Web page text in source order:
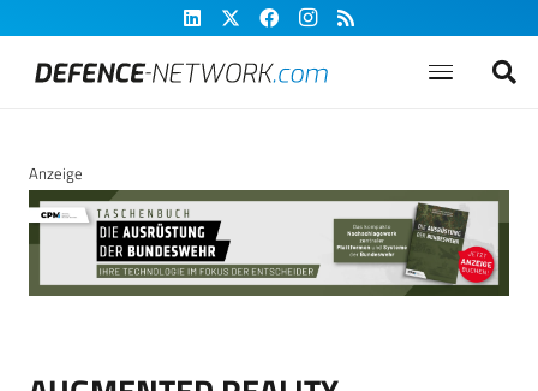
Anzeige